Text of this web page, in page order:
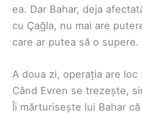
ea. Dar Bahar, deja
cu Çağla, nu mai are
care ar putea să o supere.
A doua zi, operația are
Când Evren se trezește,
Îi mărturisește lui Bahar